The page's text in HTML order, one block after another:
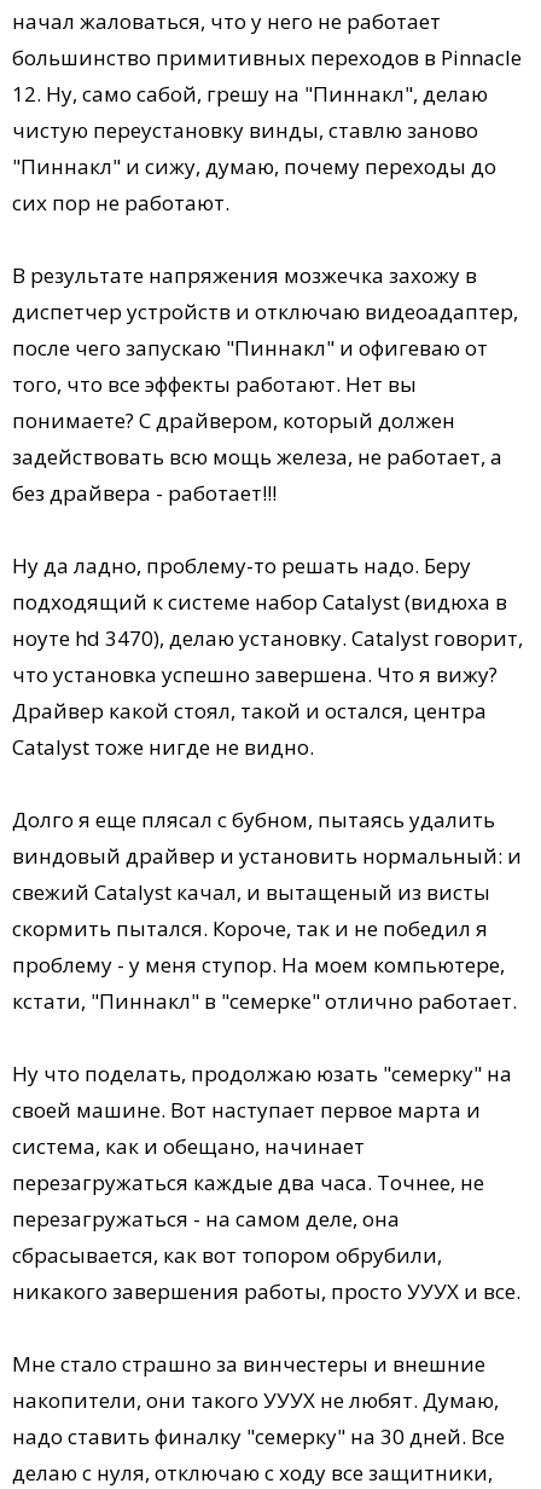
начал жаловаться, что у него не работает
большинство примитивных переходов в Pinnacle
12. Ну, само сабой, грешу на "Пиннакл", делаю
чистую переустановку винды, ставлю заново
"Пиннакл" и сижу, думаю, почему переходы до
сих пор не работают.
В результате напряжения мозжечка захожу в
диспетчер устройств и отключаю видеоадаптер,
после чего запускаю "Пиннакл" и офигеваю от
того, что все эффекты работают. Нет вы
понимаете? С драйвером, который должен
задействовать всю мощь железа, не работает, а
без драйвера - работает!!!
Ну да ладно, проблему-то решать надо. Беру
подходящий к системе набор Catalyst (видюха в
ноуте hd 3470), делаю установку. Catalyst говорит,
что установка успешно завершена. Что я вижу?
Драйвер какой стоял, такой и остался, центра
Catalyst тоже нигде не видно.
Долго я еще плясал с бубном, пытаясь удалить
виндовый драйвер и установить нормальный: и
свежий Catalyst качал, и вытащеный из висты
скормить пытался. Короче, так и не победил я
проблему - у меня ступор. На моем компьютере,
кстати, "Пиннакл" в "семерке" отлично работает.
Ну что поделать, продолжаю юзать "семерку" на
своей машине. Вот наступает первое марта и
система, как и обещано, начинает
перезагружаться каждые два часа. Точнее, не
перезагружаться - на самом деле, она
сбрасывается, как вот топором обрубили,
никакого завершения работы, просто УУУХ и все.
Мне стало страшно за винчестеры и внешние
накопители, они такого УУУХ не любят. Думаю,
надо ставить финалку "семерку" на 30 дней. Все
делаю с нуля, отключаю с ходу все защитники,